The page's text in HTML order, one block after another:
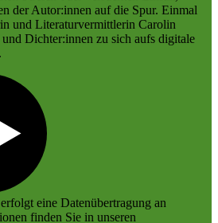
der Autor:innen auf die Spur. Einmal
und Literaturvermittlerin Carolin
Dichter:innen zu sich aufs digitale
eine Datenübertragung an
finden Sie in unseren